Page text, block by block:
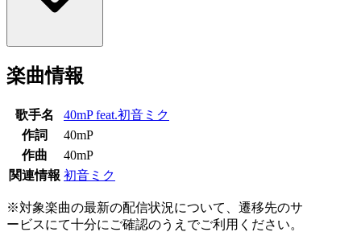
楽曲情報
歌手名
40mP feat.初音ミク
作詞
40mP
作曲
40mP
関連情報 初音ミク
※対象楽曲の最新の配信状況について、遷移先のサ
ービスにて十分にご確認のうえでご利用ください。